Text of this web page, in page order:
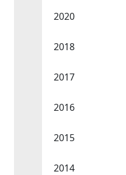
2020
2018
2017
2016
2015
2014